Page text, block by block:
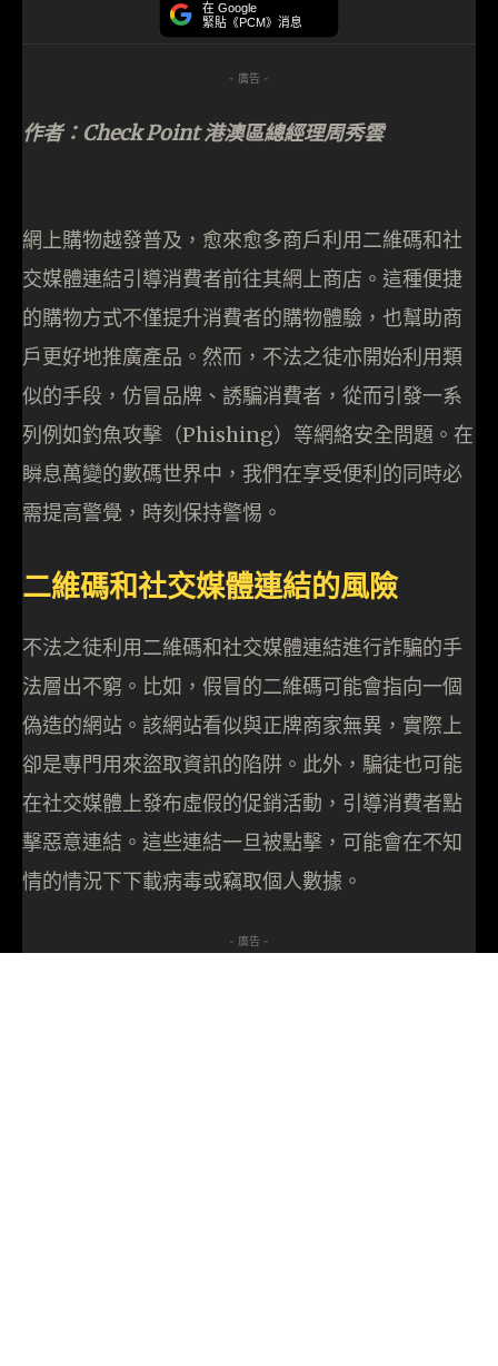
在 Google
緊貼《PCM》消息
- 廣告 -
作者：Check Point 港澳區總經理周秀雲
網上購物越發普及，愈來愈多商戶利用二維碼和社
交媒體連結引導消費者前往其網上商店。這種便捷
的購物方式不僅提升消費者的購物體驗，也幫助商
戶更好地推廣產品。然而，不法之徒亦開始利用類
似的手段，仿冒品牌、誘騙消費者，從而引發一系
列例如釣魚攻擊（Phishing）等網絡安全問題。在
瞬息萬變的數碼世界中，我們在享受便利的同時必
需提高警覺，時刻保持警惕。
二維碼和社交媒體連結的風險
不法之徒利用二維碼和社交媒體連結進行詐騙的手
法層出不窮。比如，假冒的二維碼可能會指向一個
偽造的網站。該網站看似與正牌商家無異，實際上
卻是專門用來盜取資訊的陷阱。此外，騙徒也可能
在社交媒體上發布虛假的促銷活動，引導消費者點
擊惡意連結。這些連結一旦被點擊，可能會在不知
情的情況下下載病毒或竊取個人數據。
- 廣告 -